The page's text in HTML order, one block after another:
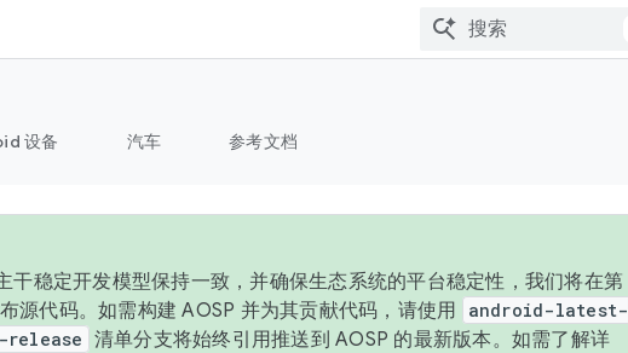
设备 汽车 参考文档
干稳定开发模型保持一致，并确保生态系统的平台稳定性，我们将在第
源代码。如需构建 AOSP 并为其贡献代码，请使用
android-latest-
清单分支将始终引用推送到 AOSP 的最新版本。如需了解详